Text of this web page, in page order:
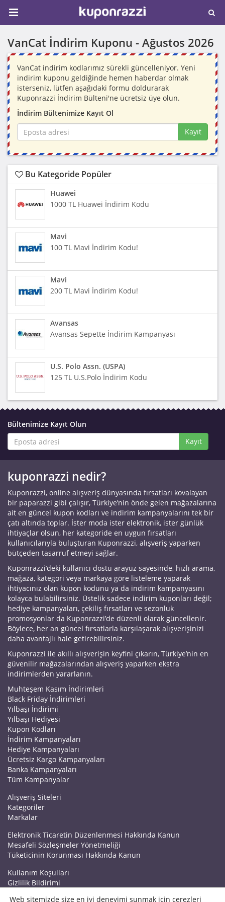
VanCat İndirim Kuponu - Ağustos 2026
VanCat indirim kodlarımız sürekli güncelleniyor. Yeni
indirim kuponu geldiğinde hemen haberdar olmak
isterseniz, lütfen aşağıdaki formu doldurarak
Kuponrazzi İndirim Bülteni'ne ücretsiz üye olun.
İndirim Bültenimize Kayıt Ol
Kayıt
Bu Kategoride Popüler
Huawei
1000 TL Huawei İndirim Kodu
Mavi
100 TL Mavi İndirim Kodu!
Mavi
200 TL Mavi İndirim Kodu!
Avansas
Avansas Sepette İndirim Kampanyası
U.S. Polo Assn. (USPA)
125 TL U.S.Polo İndirim Kodu
Bültenimize Kayıt Olun
Kayıt
kuponrazzi nedir?
Kuponrazzi, online alışveriş dünyasında fırsatları kovalayan
bir paparazzi gibi çalışır, Türkiye’nin önde gelen mağazalarına
ait en güncel kupon kodları ve indirim kampanyalarını tek bir
çatı altında toplar. İster moda ister elektronik, ister günlük
ihtiyaçlar olsun, her kategoride en uygun fırsatları
kullanıcılarıyla buluşturan Kuponrazzi, alışveriş yaparken
bütçeden tasarruf etmeyi sağlar.
Kuponrazzi’deki kullanıcı dostu arayüz sayesinde, hızlı arama,
mağaza, kategori veya markaya göre listeleme yaparak
ihtiyacınız olan kupon kodunu ya da indirim kampanyasını
kolayca bulabilirsiniz. Üstelik sadece indirim kuponları değil;
hediye kampanyaları, çekiliş fırsatları ve sezonluk
promosyonlar da Kuponrazzi’de düzenli olarak güncellenir.
Böylece, her an güncel fırsatlarla karşılaşarak alışverişinizi
daha avantajlı hale getirebilirsiniz.
Kuponrazzi ile akıllı alışverişin keyfini çıkarın, Türkiye’nin en
güvenilir mağazalarından alışveriş yaparken ekstra
indirimlerden yararlanın.
Muhteşem Kasım İndirimleri
Black Friday İndirimleri
Yılbaşı İndirimi
Yılbaşı Hediyesi
Kupon Kodları
İndirim Kampanyaları
Hediye Kampanyaları
Ücretsiz Kargo Kampanyaları
Banka Kampanyaları
Tüm Kampanyalar
Alışveriş Siteleri
Kategoriler
Markalar
Elektronik Ticaretin Düzenlenmesi Hakkında Kanun
Mesafeli Sözleşmeler Yönetmeliği
Tüketicinin Korunması Hakkında Kanun
Kullanım Koşulları
Gizlilik Bildirimi
Web sitemizde size en iyi deneyimi sunmak için çerezleri